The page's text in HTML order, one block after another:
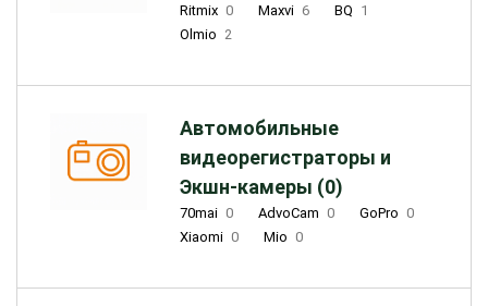
Ritmix 0 Maxvi 6 BQ 1
Olmio 2
Автомобильные
видеорегистраторы и
Экшн-камеры (0)
70mai 0 AdvoCam 0 GoPro 0
Xiaomi 0 Mio 0